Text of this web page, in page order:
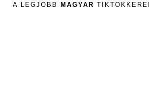
A LEGJOBB MAGYAR